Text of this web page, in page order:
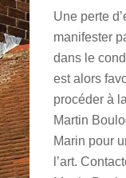
Une perte
manifester
dans le
est alors
procéder à
Martin
Marin pour
l’art.